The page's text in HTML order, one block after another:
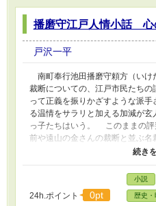
播磨守江戸人情小話 心
戸沢一平
南町奉行池田播磨守頼方（いけ
裁断についての、江戸市民たち
って正義を振りかざすような派
る温情をサラリと加える加減が
っ子たちはいう。 このままの評
前や遠山の金さんの裁断と並ぶ
れるかも知れない。 あるいは
って、遊郭に売る事を商売とし
れるのは老舗呉服問屋「大磯屋
奉行所が市松と住吉の接点を探る
24h.ポイント 0pt
小説
歴史